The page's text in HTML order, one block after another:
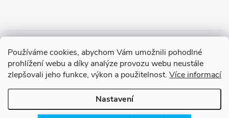
Používáme cookies, abychom Vám umožnili pohodlné
prohlížení webu a díky analýze provozu webu neustále
zlepšovali jeho funkce, výkon a použitelnost. Více informací
Nastavení
Zásady ochrany osobních údajů
Doprava a platba Tříletá záruka